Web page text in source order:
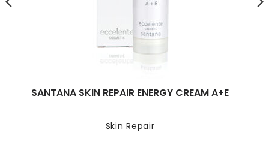
Skin Repair
SANTANA SKIN REPAIR ENERGY CREAM A+E